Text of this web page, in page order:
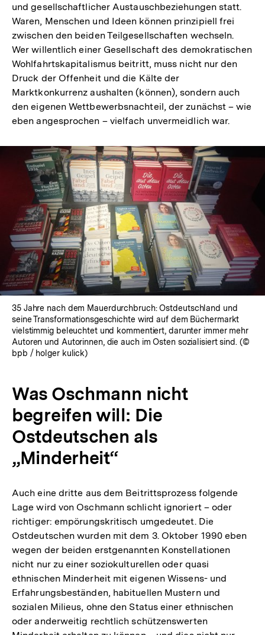
und gesellschaftlicher Austauschbeziehungen statt.
Waren, Menschen und Ideen können prinzipiell frei
zwischen den beiden Teilgesellschaften wechseln.
Wer willentlich einer Gesellschaft des demokratischen
Wohlfahrtskapitalismus beitritt, muss nicht nur den
Druck der Offenheit und die Kälte der
Marktkonkurrenz aushalten (können), sondern auch
den eigenen Wettbewerbsnachteil, der zunächst – wie
eben angesprochen – vielfach unvermeidlich war.
35 Jahre nach dem Mauerdurchbruch: Ostdeutschland und
seine Transformationsgeschichte wird auf dem Büchermarkt
vielstimmig beleuchtet und kommentiert, darunter immer mehr
Autoren und Autorinnen, die auch im Osten sozialisiert sind. (©
bpb / holger kulick)
Was Oschmann nicht
begreifen will: Die
Ostdeutschen als
„Minderheit“
Auch eine dritte aus dem Beitrittsprozess folgende
Lage wird von Oschmann schlicht ignoriert – oder
richtiger: empörungskritisch umgedeutet. Die
Ostdeutschen wurden mit dem 3. Oktober 1990 eben
wegen der beiden erstgenannten Konstellationen
nicht nur zu einer soziokulturellen oder quasi
ethnischen Minderheit mit eigenen Wissens- und
Erfahrungsbeständen, habituellen Mustern und
sozialen Milieus, ohne den Status einer ethnischen
oder anderweitig rechtlich schützenswerten